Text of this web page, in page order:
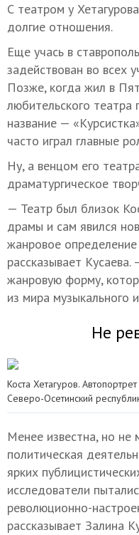
С театром у
долгие отношения.
Еще учась в
задействован во всех
Позже, когда жил в
любительского театра
название —
часто играл главные
Ну, а венцом его
драматургическое
— Театр был близок
драмы и сам явился
жанровое
рассказывает
жанровую форму,
из мира музыкального
Не
Коста Хетагуров.
Северо-Осетинский
Менее известна, но
политическая
ярких
исследователи
революционно-
рассказывает Залина